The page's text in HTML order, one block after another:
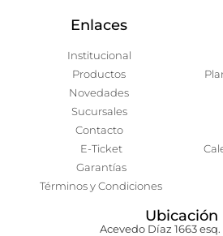
Enlaces
Institucional
Productos
Novedades
Sucursales
Contacto
E-Ticket
Garantías
Términos y Condiciones
Ubicación
Acevedo Díaz 1663